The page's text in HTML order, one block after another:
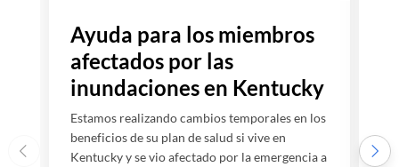
Ayuda para los miembros
afectados por las
inundaciones en Kentucky
Estamos realizando cambios temporales en los
beneficios de su plan de salud si vive en
Kentucky y se vio afectado por la emergencia a